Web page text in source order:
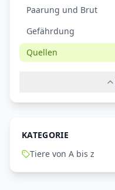
Paarung und Brut
Gefährdung
Quellen
KATEGORIE
Tiere von A bis z